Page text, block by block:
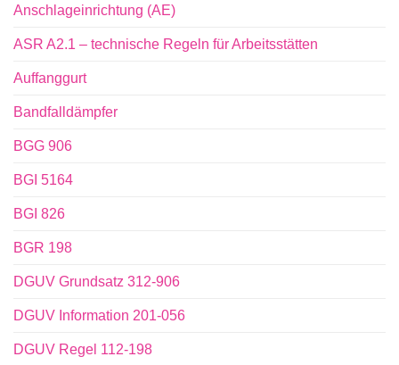
Anschlageinrichtung (AE)
ASR A2.1 – technische Regeln für Arbeitsstätten
Auffanggurt
Bandfalldämpfer
BGG 906
BGI 5164
BGI 826
BGR 198
DGUV Grundsatz 312-906
DGUV Information 201-056
DGUV Regel 112-198